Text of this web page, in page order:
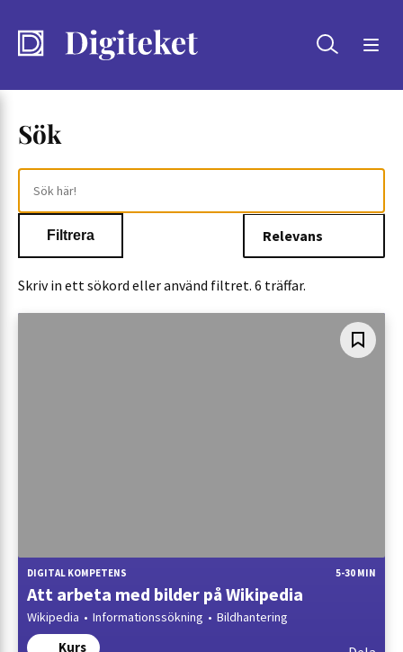
Sök
Sök
Sök
Filtrera
Skriv in ett sökord eller använd filtret. 6 träffar.
DIGITAL KOMPETENS 5-30 MIN
Att arbeta med bilder på Wikipedia
Wikipedia Informationssökning Bildhantering
Kurs